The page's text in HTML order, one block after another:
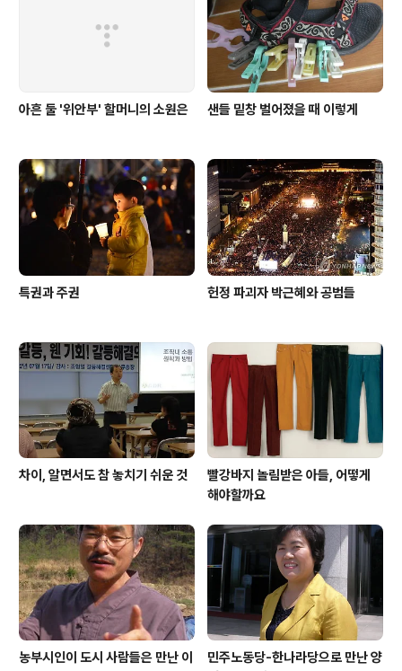
아흔 둘 '위안부' 할머니의 소원은 샌들 밑창 벌어졌을 때 이렇게
특권과 주권 헌정 파괴자 박근혜와 공범들
차이, 알면서도 참 놓치기 쉬운 것
빨강바지 놀림받은 아들, 어떻게
해야할까요
농부시인이 도시 사람들은 만난 이
민주노동당-한나라당으로 만난 양